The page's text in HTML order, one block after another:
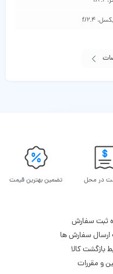
در محل تضمین بهترین قیمت
ثبت سفارش
ارسال سفارش ها
بازگشت کالا
و مقررات